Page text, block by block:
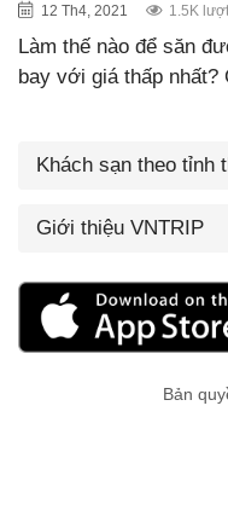
12 Th4, 2021 1.5K
Làm thế nào để săn
bay với giá thấp
Khách sạn theo tỉnh
Giới thiệu VNTRIP
Bản